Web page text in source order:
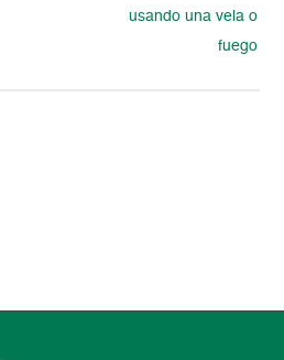
usando una vela o
fuego